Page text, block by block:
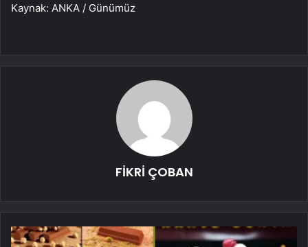
Kaynak: ANKA / Günümüz
FİKRİ ÇOBAN